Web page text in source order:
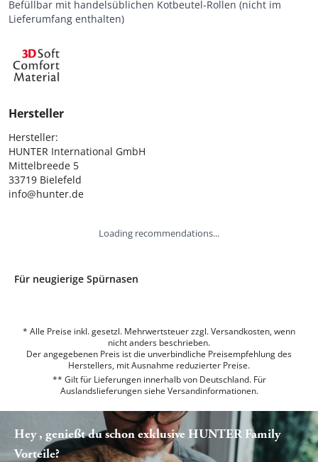
Befüllbar mit handelsüblichen Kotbeutel-Rollen (nicht im
Lieferumfang enthalten)
Hersteller
Hersteller:
HUNTER International GmbH
Mittelbreede 5
33719 Bielefeld
info@hunter.de
Loading recommendations...
Für neugierige Spürnasen
* Alle Preise inkl. gesetzl. Mehrwertsteuer zzgl. Versandkosten, wenn
nicht anders beschrieben.
Der angegebenen Preis ist die unverbindliche Preisempfehlung des
Herstellers, mit Ausnahme reduzierter Preise.
** Gilt für Lieferungen innerhalb von Deutschland. Für
Auslandslieferungen siehe Versandinformationen.
Hey , genießt du schon exklusive HUNTER Family
Vorteile?